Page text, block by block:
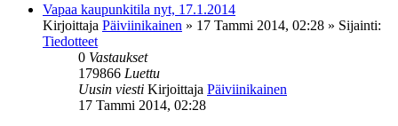
Vapaa kaupunkitila nyt, 17.1.2014
Kirjoittaja Päiviinikainen » 17 Tammi 2014, 02:28 » Sijainti:
Tiedotteet
0 Vastaukset
179866 Luettu
Uusin viesti Kirjoittaja Päiviinikainen
17 Tammi 2014, 02:28